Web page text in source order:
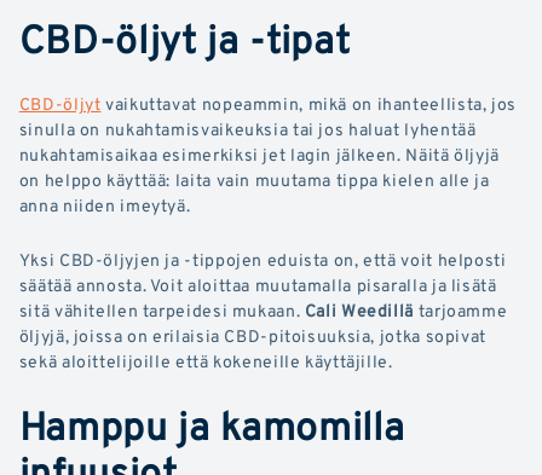
CBD-öljyt ja -tipat
CBD-öljytvaikuttavat nopeammin, mikä on ihanteellista, jos
sinulla on nukahtamisvaikeuksia tai jos haluat lyhentää
nukahtamisaikaa esimerkiksi jet lagin jälkeen. Näitä öljyjä
on helppo käyttää: laita vain muutama tippa kielen alle ja
anna niiden imeytyä.
Yksi CBD-öljyjen ja -tippojen eduista on, että voit helposti
säätää annosta. Voit aloittaa muutamalla pisaralla ja lisätä
sitä vähitellen tarpeidesi mukaan. Cali Weedillä tarjoamme
öljyjä, joissa on erilaisia CBD-pitoisuuksia, jotka sopivat
sekä aloittelijoille että kokeneille käyttäjille.
Hamppu ja kamomilla